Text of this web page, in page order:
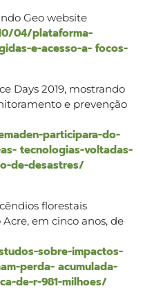
Geo website
04/plataforma-
e-acesso-a- focos-
Days 2019, mostrando
e prevenção
participara-do-
tecnologias-voltadas-
de-desastres/
florestais
em cinco anos, de
sobre-impactos-
perda- acumulada-
de-r-981-milhoes/